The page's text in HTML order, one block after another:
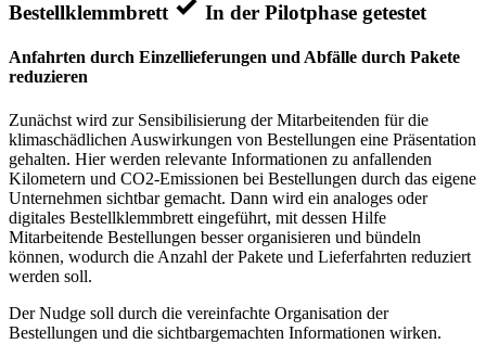
Bestellklemmbrett In der Pilotphase getestet
Anfahrten durch Einzellieferungen und Abfälle durch Pakete
reduzieren
Zunächst wird zur Sensibilisierung der Mitarbeitenden für die
klimaschädlichen Auswirkungen von Bestellungen eine Präsentation
gehalten. Hier werden relevante Informationen zu anfallenden
Kilometern und CO2-Emissionen bei Bestellungen durch das eigene
Unternehmen sichtbar gemacht. Dann wird ein analoges oder
digitales Bestellklemmbrett eingeführt, mit dessen Hilfe
Mitarbeitende Bestellungen besser organisieren und bündeln
können, wodurch die Anzahl der Pakete und Lieferfahrten reduziert
werden soll.
Der Nudge soll durch die vereinfachte Organisation der
Bestellungen und die sichtbargemachten Informationen wirken.